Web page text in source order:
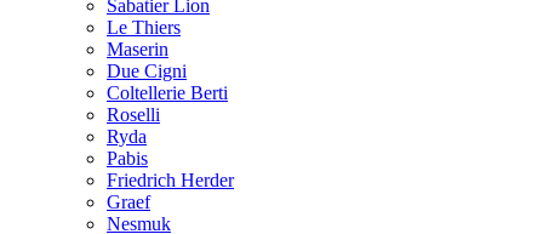
Sabatier Lion
Le Thiers
Maserin
Due Cigni
Coltellerie Berti
Roselli
Ryda
Pabis
Friedrich Herder
Graef
Nesmuk